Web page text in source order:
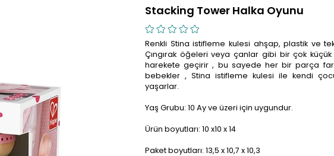
Stacking Tower Halka Oyunu
Renkli Stina istifleme kulesi ahşap, plastik ve
Çıngırak öğeleri veya çanlar gibi bir çok küçük
harekete geçirir , bu sayede her bir parça
bebekler , Stina istifleme kulesi ile kendi
yaşarlar.
Yaş Grubu: 10 Ay ve üzeri için uygundur.
Ürün boyutları: 10 x10 x 14
Paket boyutları: 13,5 x 10,7 x 10,3